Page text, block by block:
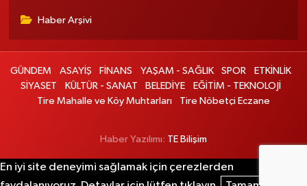
Haber Arşivi
GÜNDEM ASAYİŞ FİNANS YAŞAM - SAĞLIK SPOR
ETKİNLİK
SİYASET
KÜLTÜR - SANAT BELEDİYE
EĞİTİM - TEKNOLOJİ
Tire Mahalle ve Köy Muhtarları
Tire Nöbetçi Eczane
Haber Yazılımı: TE Bilişim
En iyi site deneyimi sağlamak için çerezlerden